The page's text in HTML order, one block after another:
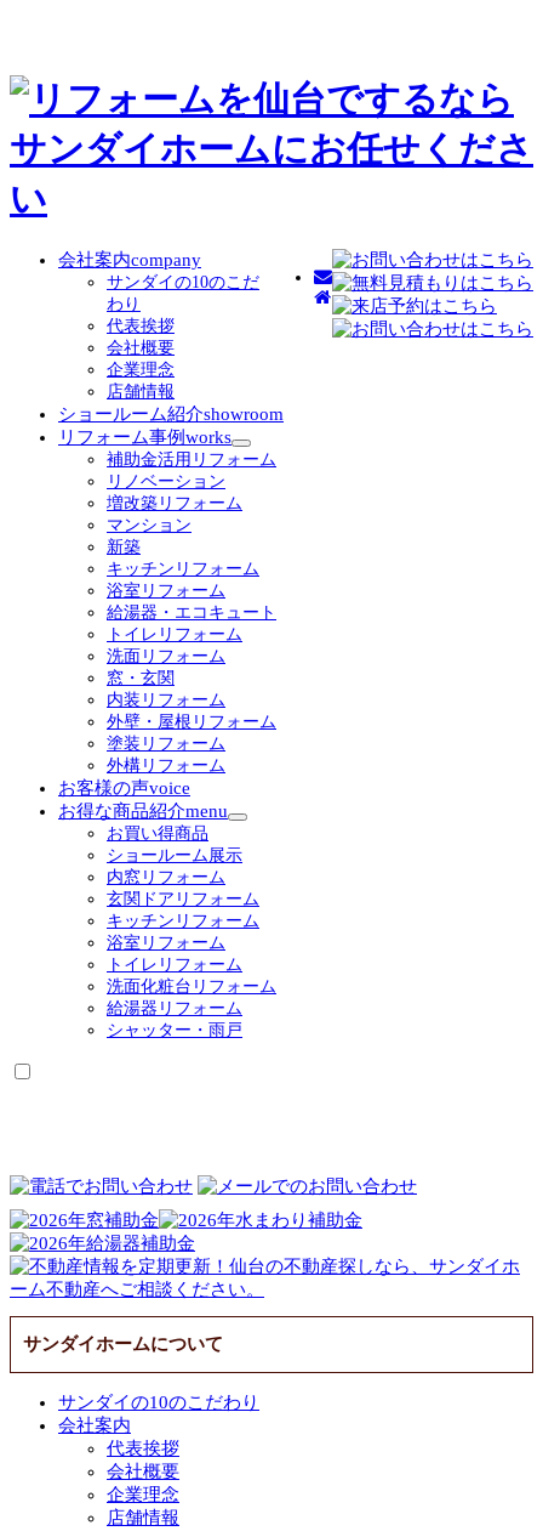
会社案内company
サンダイの10のこだ
わり
代表挨拶
会社概要
企業理念
店舗情報
ショールーム紹介showroom
リフォーム事例works
サ
ー
補助金活用リフォーム
リノベーション
増改築リフォーム
マンション
新築
キッチンリフォーム
浴室リフォーム
給湯器・エコキュート
トイレリフォーム
洗面リフォーム
窓・玄関
内装リフォーム
外壁・屋根リフォーム
塗装リフォーム
外構リフォーム
お客様の声voice
お得な商品紹介menu
サ
ブ
ニ
ュ
お買い得商品
ショールーム展示
内窓リフォーム
玄関ドアリフォーム
キッチンリフォーム
浴室リフォーム
トイレリフォーム
洗面化粧台リフォーム
給湯器リフォーム
シャッター・雨戸
サンダイホームについて
サンダイの10のこだわり
会社案内
代表挨拶
会社概要
企業理念
店舗情報